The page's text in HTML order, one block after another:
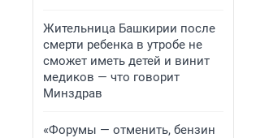
Жительница Башкирии после
смерти ребенка в утробе не
сможет иметь детей и винит
медиков — что говорит
Минздрав
«Форумы — отменить, бензин